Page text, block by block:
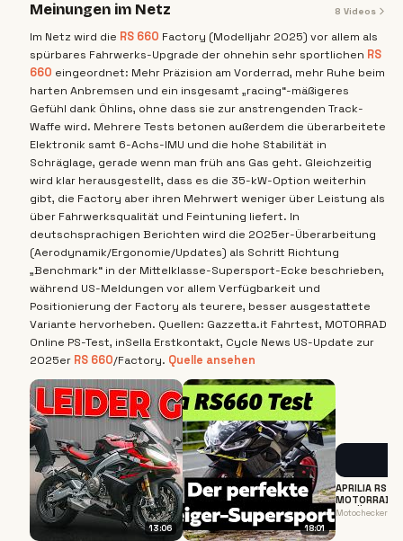
Meinungen im Netz 8 Videos
Im Netz wird die RS 660 Factory (Modelljahr 2025) vor allem als
spürbares Fahrwerks-Upgrade der ohnehin sehr sportlichen RS
660 eingeordnet: Mehr Präzision am Vorderrad, mehr Ruhe beim
harten Anbremsen und ein insgesamt „racing“-mäßigeres
Gefühl dank Öhlins, ohne dass sie zur anstrengenden Track-
Waffe wird. Mehrere Tests betonen außerdem die überarbeitete
Elektronik samt 6-Achs-IMU und die hohe Stabilität in
Schräglage, gerade wenn man früh ans Gas geht. Gleichzeitig
wird klar herausgestellt, dass es die 35-kW-Option weiterhin
gibt, die Factory aber ihren Mehrwert weniger über Leistung als
über Fahrwerksqualität und Feintuning liefert. In
deutschsprachigen Berichten wird die 2025er-Überarbeitung
(Aerodynamik/Ergonomie/Updates) als Schritt Richtung
„Benchmark“ in der Mittelklasse-Supersport-Ecke beschrieben,
während US-Meldungen vor allem Verfügbarkeit und
Positionierung der Factory als teurere, besser ausgestattete
Variante hervorheben. Quellen: Gazzetta.it Fahrtest, MOTORRAD
Online PS-Test, inSella Erstkontakt, Cycle News US-Update zur
2025er RS 660/Factory. Quelle ansehen
13:06 18:01
APRILIA RS
MOTORRAD
A2
Motochecker